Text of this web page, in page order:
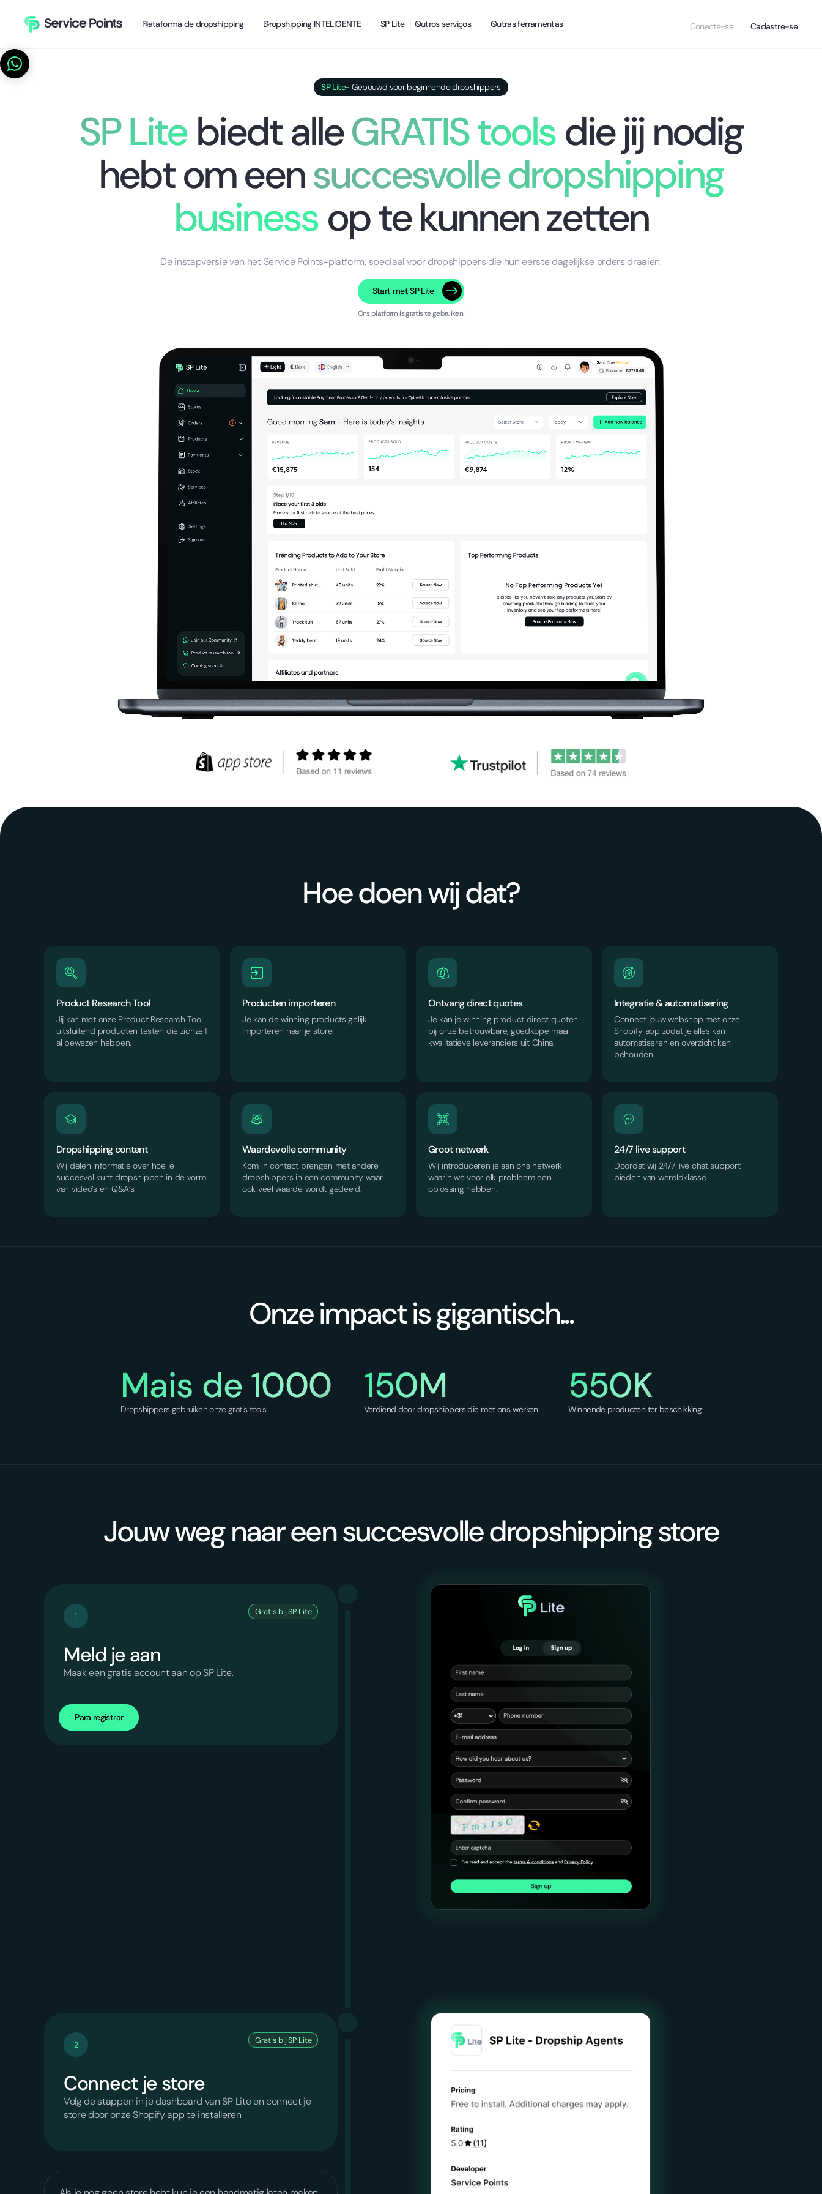
Plataforma de dropshipping Dropshipping INTELIGENTE SP Lite Outros serviços Outras ferramentas Conecte-se Cadastre-se
SP Lite- Gebouwd voor beginnende dropshippers
SP Lite biedt alleGRATIS tools die jij nodig
hebt om eensuccesvolle dropshipping
business op te kunnen zetten
De instapversie van het Service Points-platform, speciaal voor dropshippers die hun eerste dagelijkse orders draaien.
Start met SP Lite
Ons platform is gratis te gebruiken!
Hoe doen wij dat?
Product Research Tool
Jij kan met onze Product Research Tool
uitsluitend producten testen die zichzelf
al bewezen hebben.
Producten importeren
Je kan de winning products gelijk
importeren naar je store.
Ontvang direct quotes
Je kan je winning product direct quoten
bij onze betrouwbare, goedkope maar
kwalitatieve leveranciers uit China.
Integratie & automatisering
Connect jouw webshop met onze
Shopify app zodat je alles kan
automatiseren en overzicht kan
behouden.
Dropshipping content
Wij delen informatie over hoe je
succesvol kunt dropshippen in de vorm
van video’s en Q&A’s.
Waardevolle community
Kom in contact brengen met andere
dropshippers in een community waar
ook veel waarde wordt gedeeld.
Groot netwerk
Wij introduceren je aan ons netwerk
waarin we voor elk probleem een
oplossing hebben.
24/7 live support
Doordat wij 24/7 live chat support
bieden van wereldklasse
Onze impact is gigantisch...
Mais de 1000
Dropshippers gebruiken onze gratis tools
150M
Verdiend door dropshippers die met ons werken
550K
Winnende producten ter beschikking
Jouw weg naar een succesvolle dropshipping store
1 Gratis bij SP Lite
Meld je aan
Maak een gratis account aan op SP Lite.
Para registrar
2 Gratis bij SP Lite
Connect je store
Volg de stappen in je dashboard van SP Lite en connect je
store door onze Shopify app te installeren